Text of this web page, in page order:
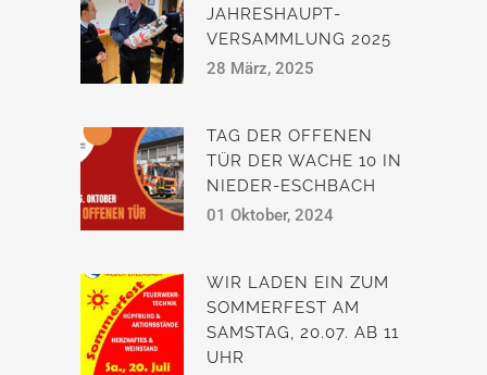
JAHRESHAUPT­
VERSAMMLUNG 2025
28 März, 2025
TAG DER OFFENEN
TÜR DER WACHE 10 IN
NIEDER-ESCHBACH
01 Oktober, 2024
WIR LADEN EIN ZUM
SOMMERFEST AM
SAMSTAG, 20.07. AB 11
UHR